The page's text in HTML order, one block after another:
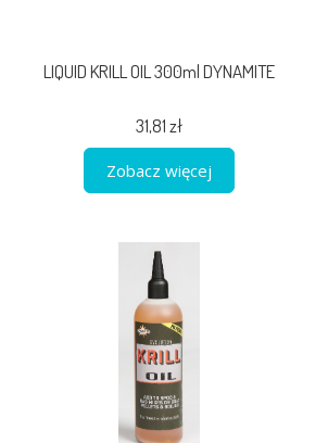
LIQUID KRILL OIL 300ml DYNAMITE
31,81 zł
Zobacz więcej